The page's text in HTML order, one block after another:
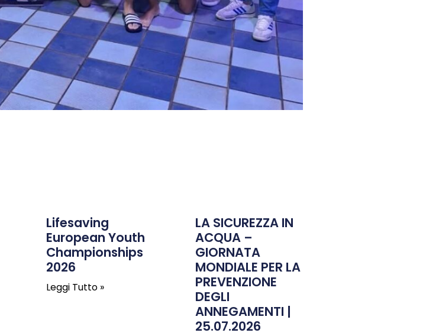
Lifesaving
European Youth
Championships
2026
Leggi Tutto »
LA SICUREZZA IN
ACQUA –
GIORNATA
MONDIALE PER LA
PREVENZIONE
DEGLI
ANNEGAMENTI |
25.07.2026